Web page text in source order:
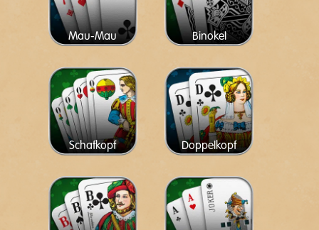
Mau-Mau Binokel
Schafkopf Doppelkopf